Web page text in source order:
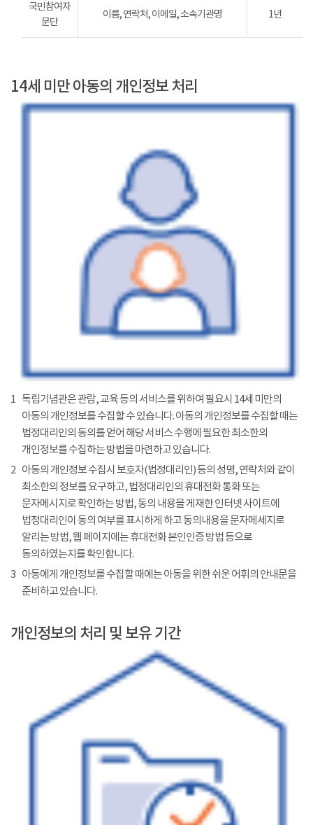
국민참여자
문단
이름, 연락처, 이메일, 소속기관명 1년
14세 미만 아동의 개인정보 처리
1 독립기념관은 관람, 교육 등의 서비스를 위하여 필요시 14세 미만의
아동의 개인정보를 수집할 수 있습니다. 아동의 개인정보를 수집할 때는
법정대리인의 동의를 얻어 해당 서비스 수행에 필요한 최소한의
개인정보를 수집하는 방법을 마련하고 있습니다.
2 아동의 개인정보 수집시 보호자(법정대리인) 등의 성명, 연락처와 같이
최소한의 정보를 요구하고, 법정대리인의 휴대전화 통화 또는
문자메시지로 확인하는 방법, 동의 내용을 게재한 인터넷 사이트에
법정대리인이 동의 여부를 표시하게 하고 동의내용을 문자메세지로
알리는 방법, 웹 페이지에는 휴대전화 본인인증 방법 등으로
동의하였는지를 확인합니다.
3 아동에게 개인정보를 수집할 때에는 아동을 위한 쉬운 어휘의 안내문을
준비하고 있습니다.
개인정보의 처리 및 보유 기간